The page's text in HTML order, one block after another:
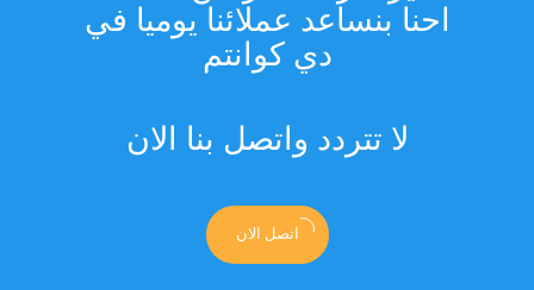
احنا بنساعد عملائنا يوميا في
دي كوانتم
لا تتردد واتصل بنا الان
اتصل الان